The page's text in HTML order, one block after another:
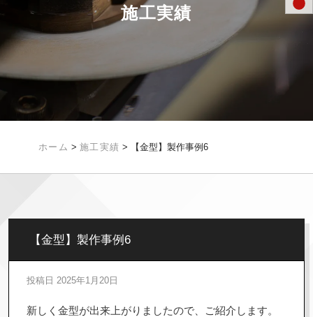
施工実績
ホーム > 施工実績 > 【金型】製作事例6
【金型】製作事例6
投稿日 2025年1月20日
新しく金型が出来上がりましたので、ご紹介します。